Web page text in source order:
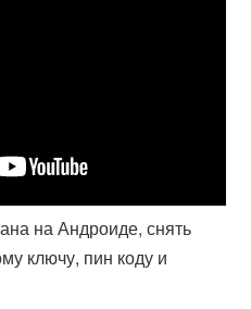
на Андроиде, снять
ключу, пин коду и